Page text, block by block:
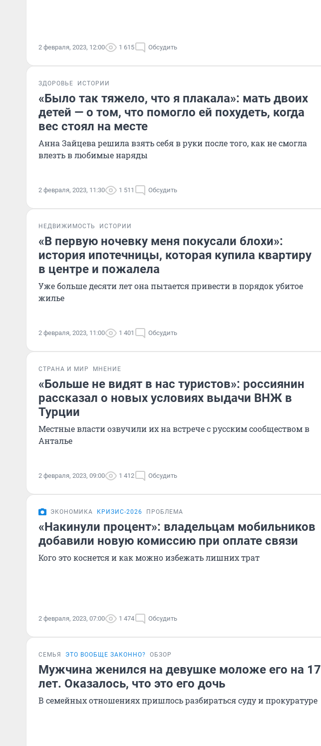
2 февраля, 2023, 12:00 1 615 Обсудить
ЗДОРОВЬЕ ИСТОРИИ
«Было так тяжело, что я плакала»: мать двоих
детей — о том, что помогло ей похудеть, когда
вес стоял на месте
Анна Зайцева решила взять себя в руки после того, как не смогла
влезть в любимые наряды
2 февраля, 2023, 11:30 1 511 Обсудить
НЕДВИЖИМОСТЬ ИСТОРИИ
«В первую ночевку меня покусали блохи»:
история ипотечницы, которая купила квартиру
в центре и пожалела
Уже больше десяти лет она пытается привести в порядок убитое
жилье
2 февраля, 2023, 11:00 1 401 Обсудить
СТРАНА И МИР МНЕНИЕ
«Больше не видят в нас туристов»: россиянин
рассказал о новых условиях выдачи ВНЖ в
Турции
Местные власти озвучили их на встрече с русским сообществом в
Анталье
2 февраля, 2023, 09:00 1 412 Обсудить
ЭКОНОМИКА КРИЗИС-2026 ПРОБЛЕМА
«Накинули процент»: владельцам мобильников
добавили новую комиссию при оплате связи
Кого это коснется и как можно избежать лишних трат
2 февраля, 2023, 07:00 1 474 Обсудить
СЕМЬЯ ЭТО ВООБЩЕ ЗАКОННО? ОБЗОР
Мужчина женился на девушке моложе его на 17
лет. Оказалось, что это его дочь
В семейных отношениях пришлось разбираться суду и прокуратуре